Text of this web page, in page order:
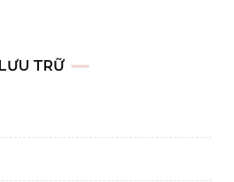
LƯU TRỮ